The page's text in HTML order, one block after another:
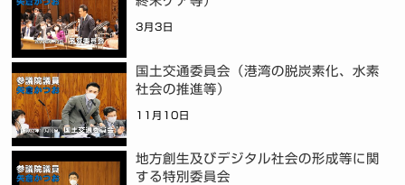
3月3日
国土交通委員会（港湾の脱炭素化、水素
社会の推進等）
11月10日
地方創生及びデジタル社会の形成等に関
する特別委員会